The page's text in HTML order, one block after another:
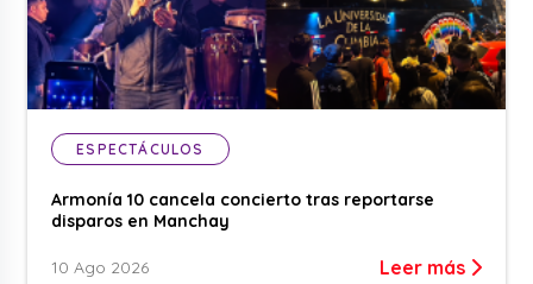
ESPECTÁCULOS
Armonía 10 cancela concierto tras reportarse
disparos en Manchay
10 Ago 2026 Leer más